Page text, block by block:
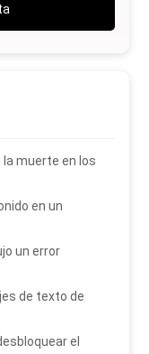
la muerte en los
en un
un error
de texto de
el